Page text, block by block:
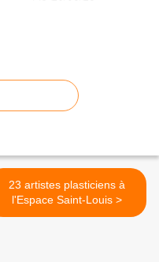
23 artistes plasticiens à
l'Espace Saint-Louis >